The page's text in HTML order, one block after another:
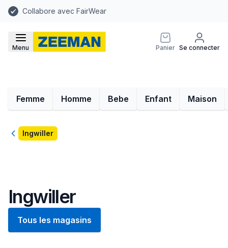
Collabore avec FairWear
Menu Panier Se connecter
Femme Homme Bebe Enfant Maison
RetourIngwiller
Ingwiller
Tous les magasins